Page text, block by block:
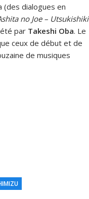
(des dialogues en
no Joe – Utsukishiki
par Takeshi Oba. Le
ceux de début et de
de musiques